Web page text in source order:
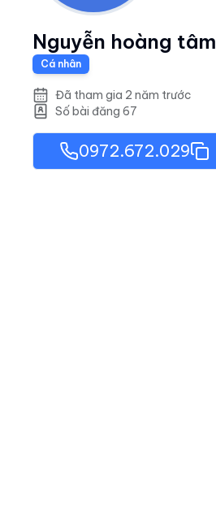
Nguyễn hoàng tâm
Cá nhân
Đã tham gia 2 năm trước
Số bài đăng 67
0972.672.029